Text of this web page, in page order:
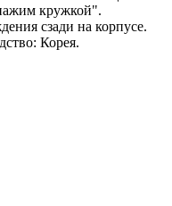
кружкой".
сзади на корпусе.
Корея.